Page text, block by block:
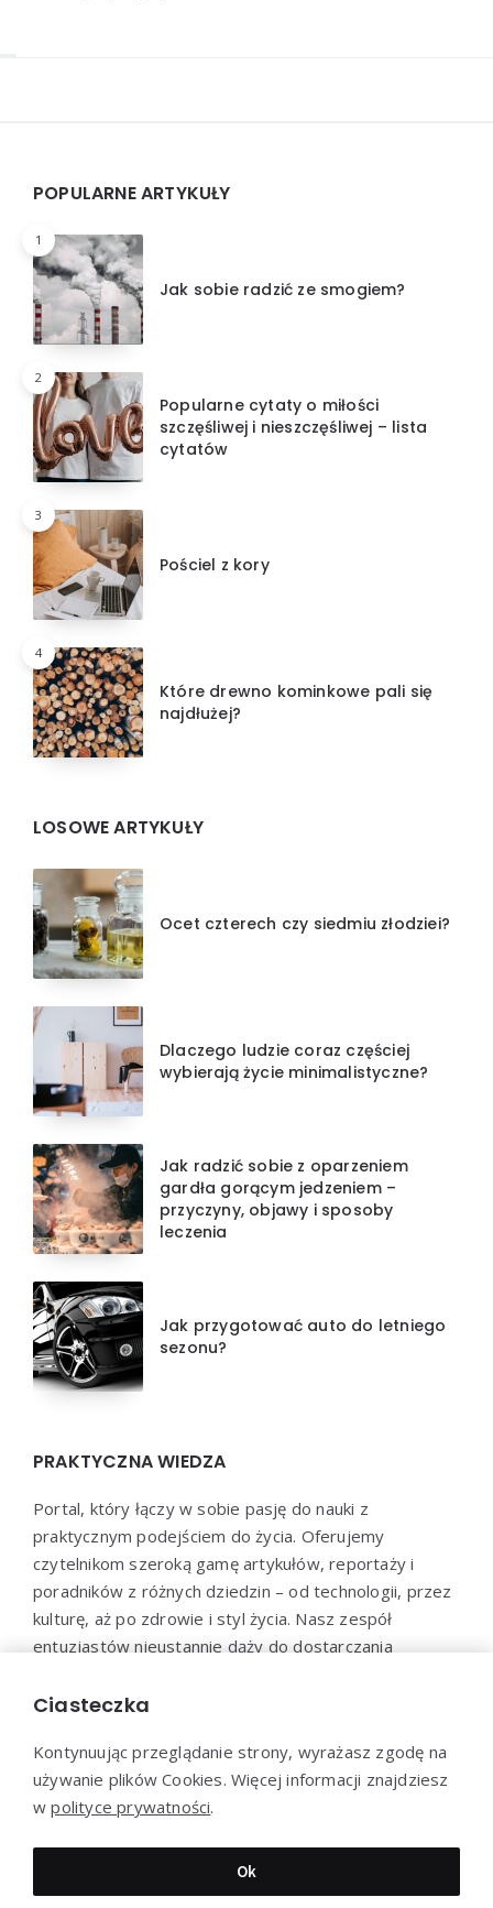
POPULARNE ARTYKUŁY
1
Jak sobie radzić ze smogiem?
2
Popularne cytaty o miłości
szczęśliwej i nieszczęśliwej – lista
cytatów
3
Pościel z kory
4
Które drewno kominkowe pali się
najdłużej?
LOSOWE ARTYKUŁY
Ocet czterech czy siedmiu złodziei?
Dlaczego ludzie coraz częściej
wybierają życie minimalistyczne?
Jak radzić sobie z oparzeniem
gardła gorącym jedzeniem –
przyczyny, objawy i sposoby
leczenia
Jak przygotować auto do letniego
sezonu?
PRAKTYCZNA WIEDZA
Portal, który łączy w sobie pasję do nauki z
praktycznym podejściem do życia. Oferujemy
czytelnikom szeroką gamę artykułów, reportaży i
poradników z różnych dziedzin – od technologii, przez
kulturę, aż po zdrowie i styl życia. Nasz zespół
entuzjastów nieustannie dąży do dostarczania
poszerzyć horyzonty i efektywnie wykorzystać
Dziękujemy za wizytę - Praktyczna-wiedza.pl © 2022
Ciasteczka
Kontynuując przeglądanie strony, wyrażasz zgodę na
używanie plików Cookies. Więcej informacji znajdziesz
wpolityce prywatności.
Ok